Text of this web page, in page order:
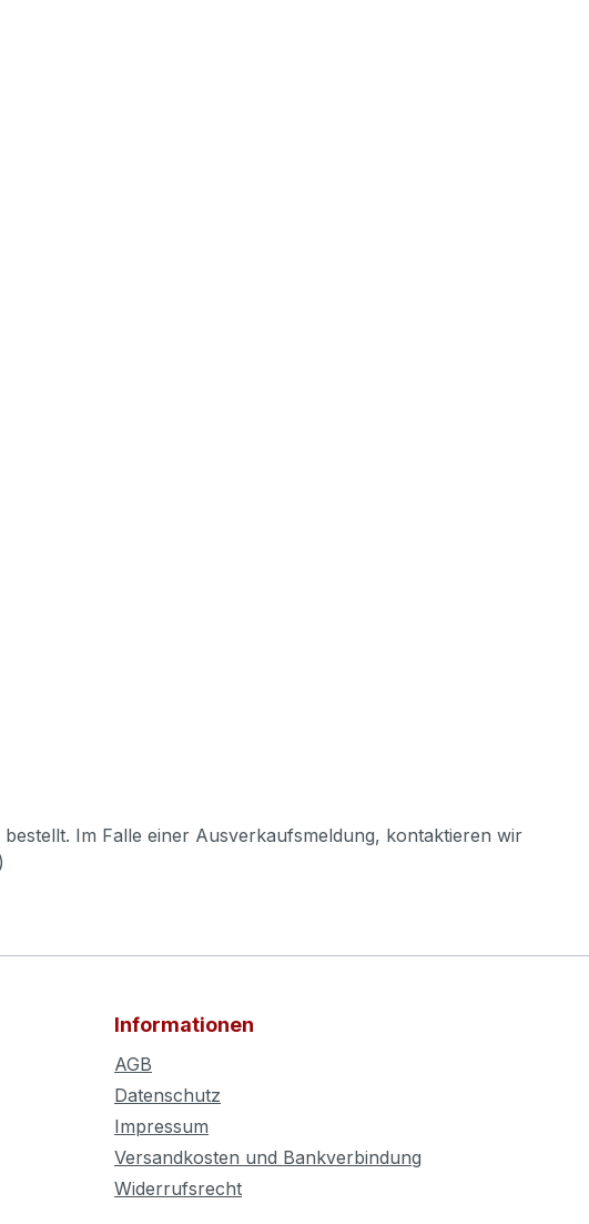
Im Falle einer Ausverkaufsmeldung, kontaktieren wir
Informationen
AGB
Datenschutz
Impressum
Versandkosten und Bankverbindung
Widerrufsrecht